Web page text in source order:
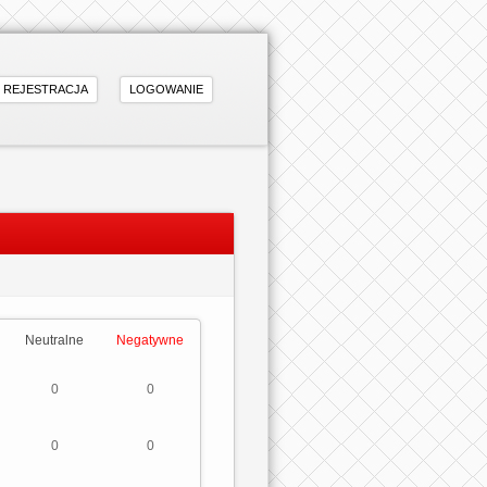
LOGOWANIE
REJESTRACJA
Neutralne Negatywne
0 0
0 0